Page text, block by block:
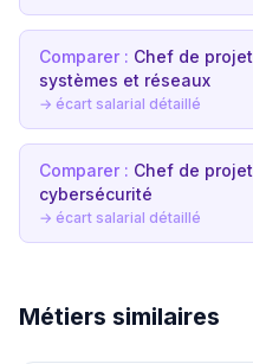
Comparer : Chef de
systèmes et réseaux
→ écart salarial détaillé
Comparer : Chef de
cybersécurité
→ écart salarial détaillé
Métiers similaires